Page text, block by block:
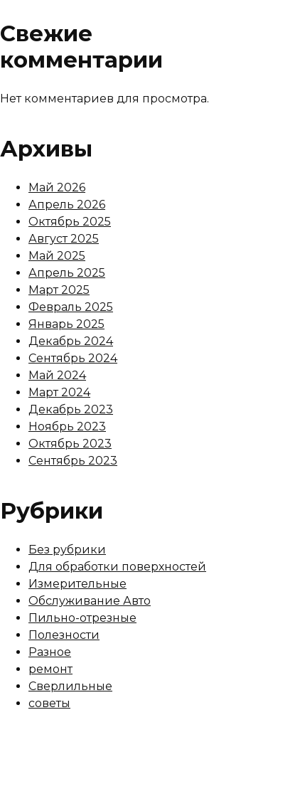
Свежие
комментарии
Нет комментариев для просмотра.
Архивы
Май 2026
Апрель 2026
Октябрь 2025
Август 2025
Май 2025
Апрель 2025
Март 2025
Февраль 2025
Январь 2025
Декабрь 2024
Сентябрь 2024
Май 2024
Март 2024
Декабрь 2023
Ноябрь 2023
Октябрь 2023
Сентябрь 2023
Рубрики
Без рубрики
Для обработки поверхностей
Измерительные
Обслуживание Авто
Пильно-отрезные
Полезности
Разное
ремонт
Сверлильные
советы